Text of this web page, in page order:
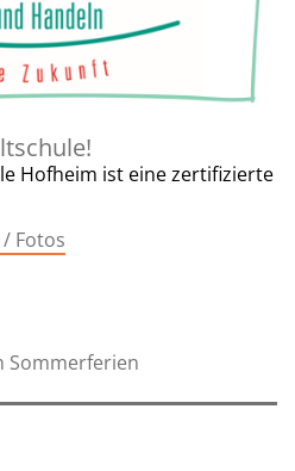
Hofheim ist eine zertifizierte
Fotos
Sommerferien